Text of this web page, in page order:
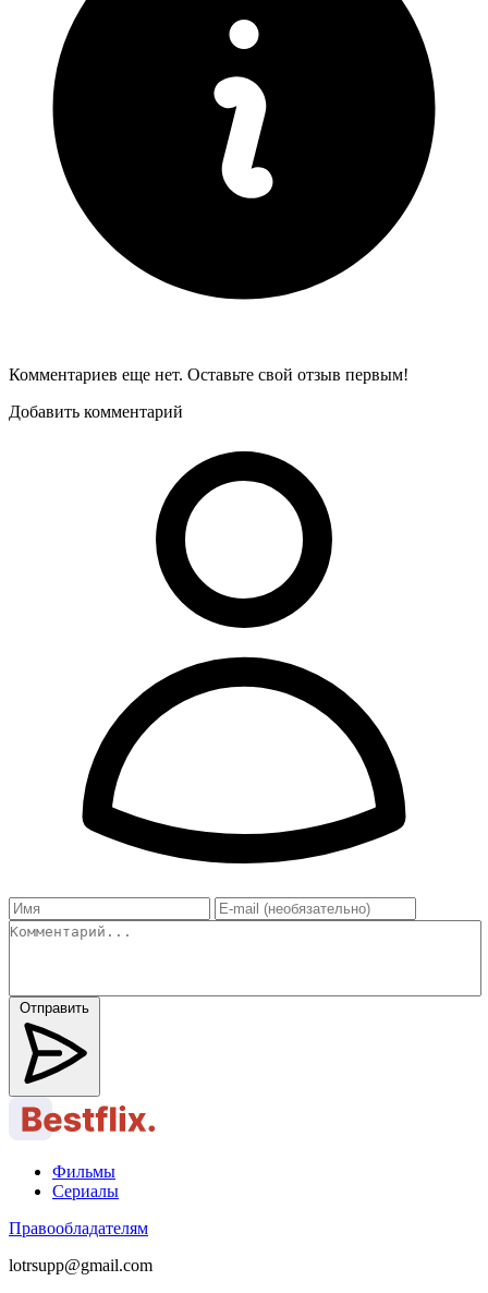
Комментариев еще нет. Оставьте свой отзыв первым!
Добавить комментарий
Отправить
Фильмы
Сериалы
Правообладателям
lotrsupp@gmail.com